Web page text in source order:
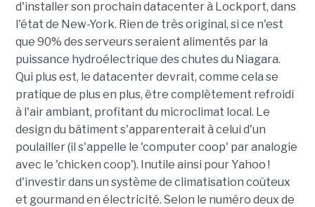
d'installer son prochain datacenter à Lockport, dans
l'état de New-York. Rien de très original, si ce n'est
que 90% des serveurs seraient alimentés par la
puissance hydroélectrique des chutes du Niagara.
Qui plus est, le datacenter devrait, comme cela se
pratique de plus en plus, être complètement refroidi
à l'air ambiant, profitant du microclimat local. Le
design du bâtiment s'apparenterait à celui d'un
poulailler (il s'appelle le 'computer coop' par analogie
avec le 'chicken coop'). Inutile ainsi pour Yahoo !
d'investir dans un système de climatisation coûteux
et gourmand en électricité. Selon le numéro deux de